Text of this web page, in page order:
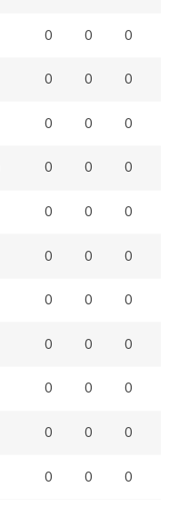
0 0 0
0 0 0
0 0 0
0 0 0
0 0 0
0 0 0
0 0 0
0 0 0
0 0 0
0 0 0
0 0 0